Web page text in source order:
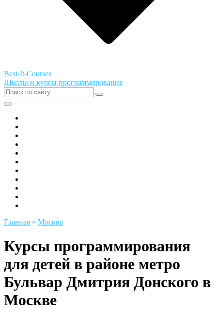
Best-It-Courses
Школы и курсы программирования
Главная » Москва
Курсы программирования
для детей в районе метро
Бульвар Дмитрия Донского в
Москве